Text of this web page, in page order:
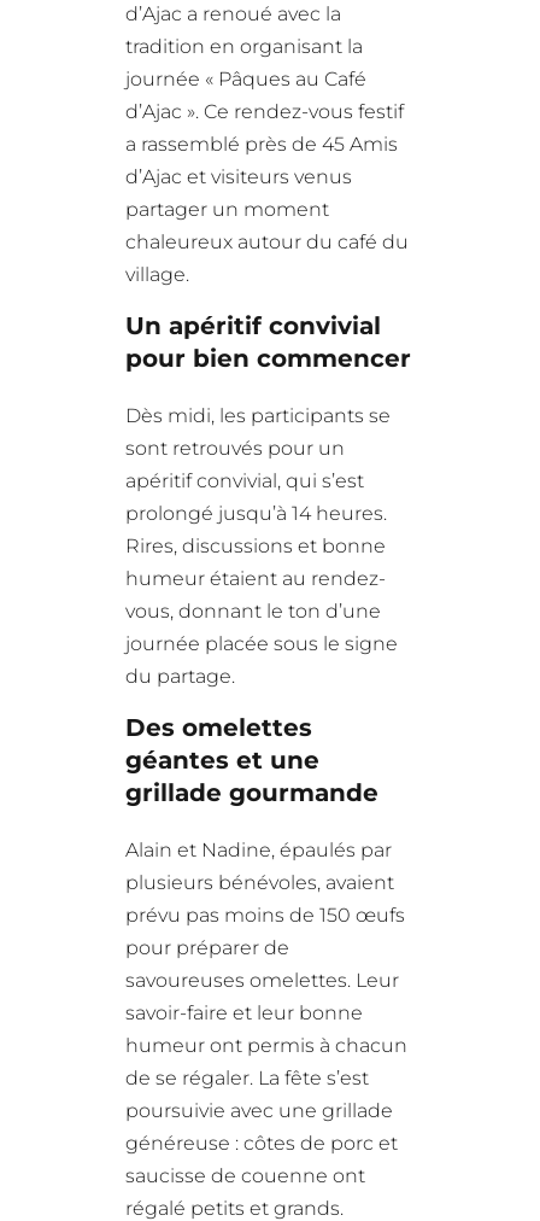
d’Ajac a renoué avec la
tradition en organisant la
journée « Pâques au Café
d’Ajac ». Ce rendez-vous festif
a rassemblé près de 45 Amis
d’Ajac et visiteurs venus
partager un moment
chaleureux autour du café du
village.
Un apéritif convivial
pour bien commencer
Dès midi, les participants se
sont retrouvés pour un
apéritif convivial, qui s’est
prolongé jusqu’à 14 heures.
Rires, discussions et bonne
humeur étaient au rendez-
vous, donnant le ton d’une
journée placée sous le signe
du partage.
Des omelettes
géantes et une
grillade gourmande
Alain et Nadine, épaulés par
plusieurs bénévoles, avaient
prévu pas moins de 150 œufs
pour préparer de
savoureuses omelettes. Leur
savoir-faire et leur bonne
humeur ont permis à chacun
de se régaler. La fête s’est
poursuivie avec une grillade
généreuse : côtes de porc et
saucisse de couenne ont
régalé petits et grands.